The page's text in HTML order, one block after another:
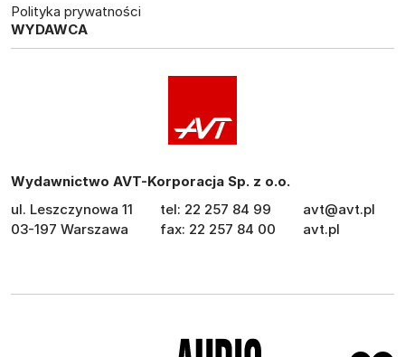
Polityka prywatności
WYDAWCA
Wydawnictwo AVT-Korporacja Sp. z o.o.
ul. Leszczynowa 11
03-197 Warszawa
tel: 22 257 84 99
fax: 22 257 84 00
avt@avt.pl
avt.pl